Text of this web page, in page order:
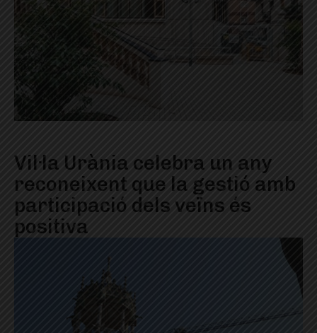
Vil·la Urània celebra un any
reconeixent que la gestió amb
participació dels veïns és
positiva